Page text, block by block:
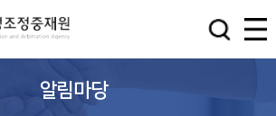
알림마당